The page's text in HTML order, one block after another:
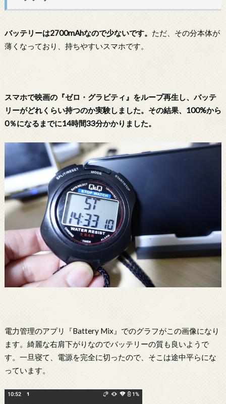
バッテリーは2700mAhなので少ないです。 ただ、その分本体が
薄くなっており、持ちやすいスマホです。
スマホで映画の『ゼロ・グラビティ』をループ再生し、バッテ
リーがどれくらい持つのか実験しました。その結果、100%から
0％になるまでに14時間33分かかりました。
電力管理のアプリ『Battery Mix』でのグラフがこの画像になり
ます。綺麗な右肩下がりなのでバッテリーの質も良いようで
す。一旦寝て、電源を完全に切ったので、そこは途中平らにな
っています。